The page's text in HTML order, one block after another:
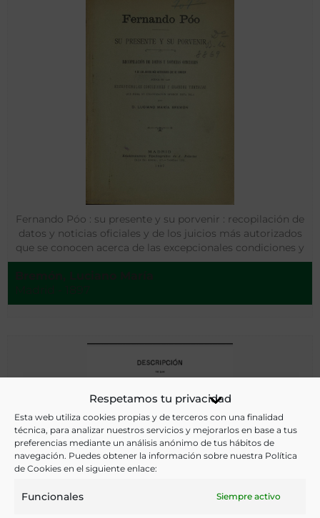
Respetamos tu privacidad
Esta web utiliza cookies propias y de terceros con una finalidad
técnica, para analizar nuestros servicios y mejorarlos en base a tus
preferencias mediante un análisis anónimo de tus hábitos de
navegación. Puedes obtener la información sobre nuestra Política
de Cookies en el siguiente enlace:
Funcionales Siempre activo
Fernando Póo : su presente y su porvenir : recopilación de
datos y noticias oficiales y de los juicios más autorizados
que se conocen acerca de las excepcionales condiciones y
grandes ventajas que para su colonización ofrece esta isla